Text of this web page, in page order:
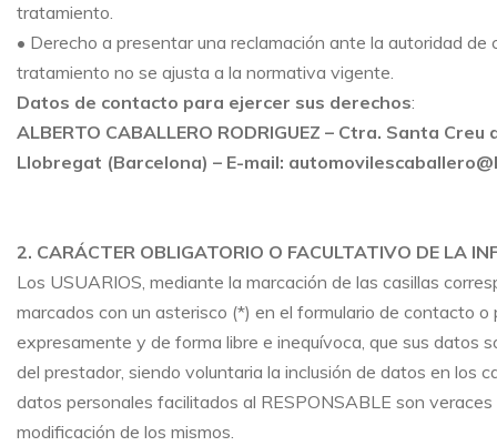
tratamiento.
• Derecho a presentar una reclamación ante la autoridad
tratamiento no se ajusta a la normativa vigente.
Datos de contacto para ejercer sus derechos:
ALBERTO CABALLERO RODRIGUEZ – Ctra. Santa Creu
Llobregat (Barcelona) – E-mail:
2. CARÁCTER OBLIGATORIO O FACULTATIVO DE LA
Los USUARIOS, mediante la marcación de las casillas
marcados con un asterisco (*) en el formulario de contacto
expresamente y de forma libre e inequívoca, que sus datos
del prestador, siendo voluntaria la inclusión de datos en los
datos personales facilitados al RESPONSABLE son
modificación de los mismos.